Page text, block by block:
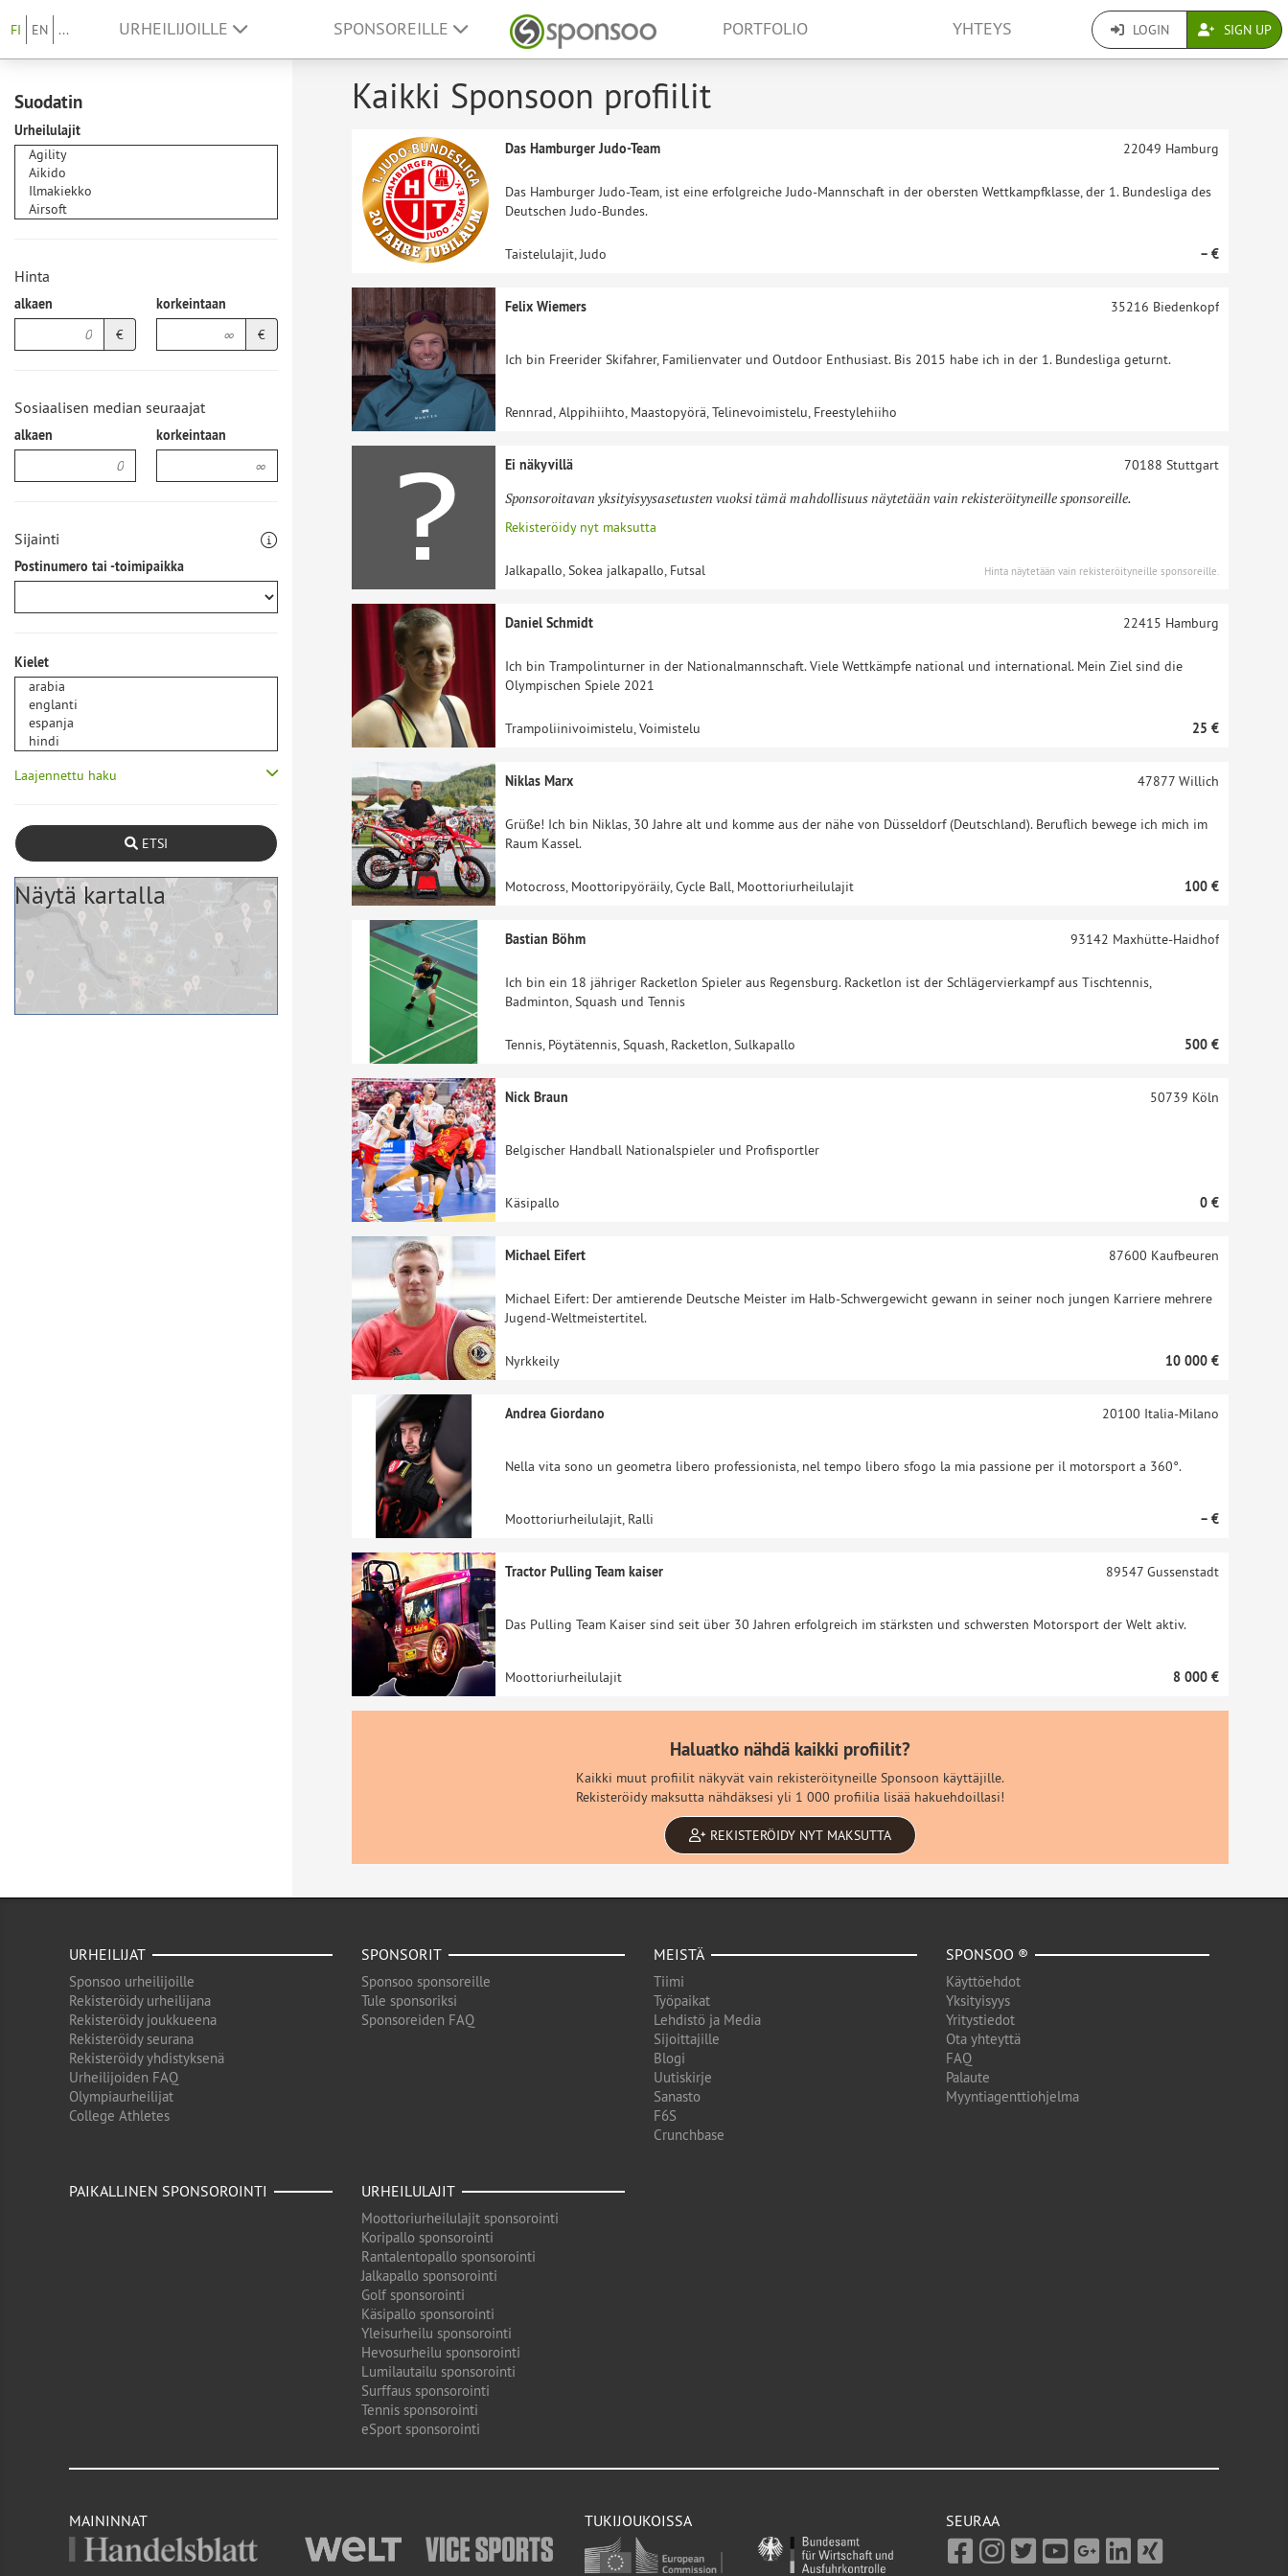
FI EN ... URHEILIJOILLE SPONSOREILLE PORTFOLIO YHTEYS LOGIN SIGN UP
Suodatin
Urheilulajit
Hinta
alkaen
€
korkeintaan
€
Sosiaalisen median seuraajat
alkaen korkeintaan
Sijainti
Postinumero tai -toimipaikka
Kielet
Laajennettu haku
ETSI
Näytä kartalla
Kaikki Sponsoon profiilit
Das Hamburger Judo-Team
Das Hamburger Judo-Team, ist eine erfolgreiche Judo-Mannschaft in der obersten Wettkampfklasse, der 1. Bundesliga des
Deutschen Judo-Bundes.
22049 Hamburg
Taistelulajit, Judo – €
Felix Wiemers
Ich bin Freerider Skifahrer, Familienvater und Outdoor Enthusiast. Bis 2015 habe ich in der 1. Bundesliga geturnt.
35216 Biedenkopf
Rennrad, Alppihiihto, Maastopyörä, Telinevoimistelu, Freestylehiiho
Ei näkyvillä
Sponsoroitavan yksityisyysasetusten vuoksi tämä mahdollisuus näytetään vain rekisteröityneille sponsoreille.
Rekisteröidy nyt maksutta
70188 Stuttgart
Jalkapallo, Sokea jalkapallo, Futsal Hinta näytetään vain rekisteröityneille sponsoreille.
Daniel Schmidt
Ich bin Trampolinturner in der Nationalmannschaft. Viele Wettkämpfe national und international. Mein Ziel sind die
Olympischen Spiele 2021
22415 Hamburg
Trampoliinivoimistelu, Voimistelu 25 €
Niklas Marx
Grüße! Ich bin Niklas, 30 Jahre alt und komme aus der nähe von Düsseldorf (Deutschland). Beruflich bewege ich mich im
Raum Kassel.
47877Willich
Motocross, Moottoripyöräily, Cycle Ball, Moottoriurheilulajit 100 €
Bastian Böhm
Ich bin ein 18 jähriger Racketlon Spieler aus Regensburg. Racketlon ist der Schlägervierkampf aus Tischtennis,
Badminton, Squash und Tennis
93142 Maxhütte-Haidhof
Tennis, Pöytätennis, Squash, Racketlon, Sulkapallo 500 €
Nick Braun
Belgischer Handball Nationalspieler und Profisportler
50739 Köln
Käsipallo 0 €
Michael Eifert
Michael Eifert: Der amtierende Deutsche Meister im Halb-Schwergewicht gewann in seiner noch jungen Karriere mehrere
Jugend-Weltmeistertitel.
87600 Kaufbeuren
Nyrkkeily 10 000 €
Andrea Giordano
Nella vita sono un geometra libero professionista, nel tempo libero sfogo la mia passione per il motorsport a 360°.
20100 Italia-Milano
Moottoriurheilulajit, Ralli – €
Tractor Pulling Team kaiser
Das Pulling Team Kaiser sind seit über 30 Jahren erfolgreich im stärksten und schwersten Motorsport der Welt aktiv.
89547Gussenstadt
Moottoriurheilulajit 8 000 €
Haluatko nähdä kaikki profiilit?
Kaikki muut profiilit näkyvät vain rekisteröityneille Sponsoon käyttäjille.
Rekisteröidy maksutta nähdäksesi yli 1 000 profiilia lisää hakuehdoillasi!
REKISTERÖIDY NYT MAKSUTTA
URHEILIJAT
Sponsoo urheilijoille
Rekisteröidy urheilijana
Rekisteröidy joukkueena
Rekisteröidy seurana
Rekisteröidy yhdistyksenä
Urheilijoiden FAQ
Olympiaurheilijat
College Athletes
SPONSORIT
Sponsoo sponsoreille
Tule sponsoriksi
Sponsoreiden FAQ
MEISTÄ
Tiimi
Työpaikat
Lehdistö ja Media
Sijoittajille
Blogi
Uutiskirje
Sanasto
F6S
Crunchbase
SPONSOO ®
Käyttöehdot
Yksityisyys
Yritystiedot
Ota yhteyttä
FAQ
Palaute
Myyntiagenttiohjelma
PAIKALLINEN SPONSOROINTI URHEILULAJIT
Moottoriurheilulajit sponsorointi
Koripallo sponsorointi
Rantalentopallo sponsorointi
Jalkapallo sponsorointi
Golf sponsorointi
Käsipallo sponsorointi
Yleisurheilu sponsorointi
Hevosurheilu sponsorointi
Lumilautailu sponsorointi
Surffaus sponsorointi
Tennis sponsorointi
eSport sponsorointi
MAININNAT TUKIJOUKOISSA SEURAA